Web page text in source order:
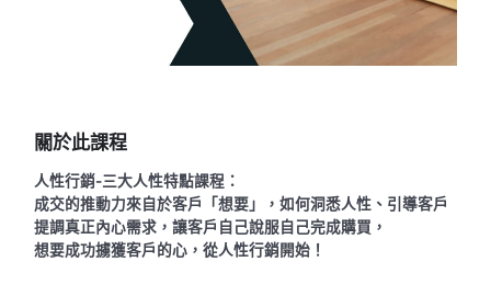
關於此課程
人性行銷-三大人性特點課程：
成交的推動力來自於客戶「想要」，如何洞悉人性、引導客戶
提調真正內心需求，讓客戶自己說服自己完成購買，
想要成功擄獲客戶的心，從人性行銷開始！